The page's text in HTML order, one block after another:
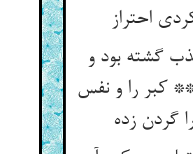
گشته بود و
کبر را و نفس